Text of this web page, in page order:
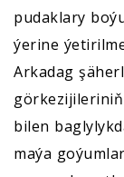
pudaklary
ýerine
Arkadag
bilen
maýa